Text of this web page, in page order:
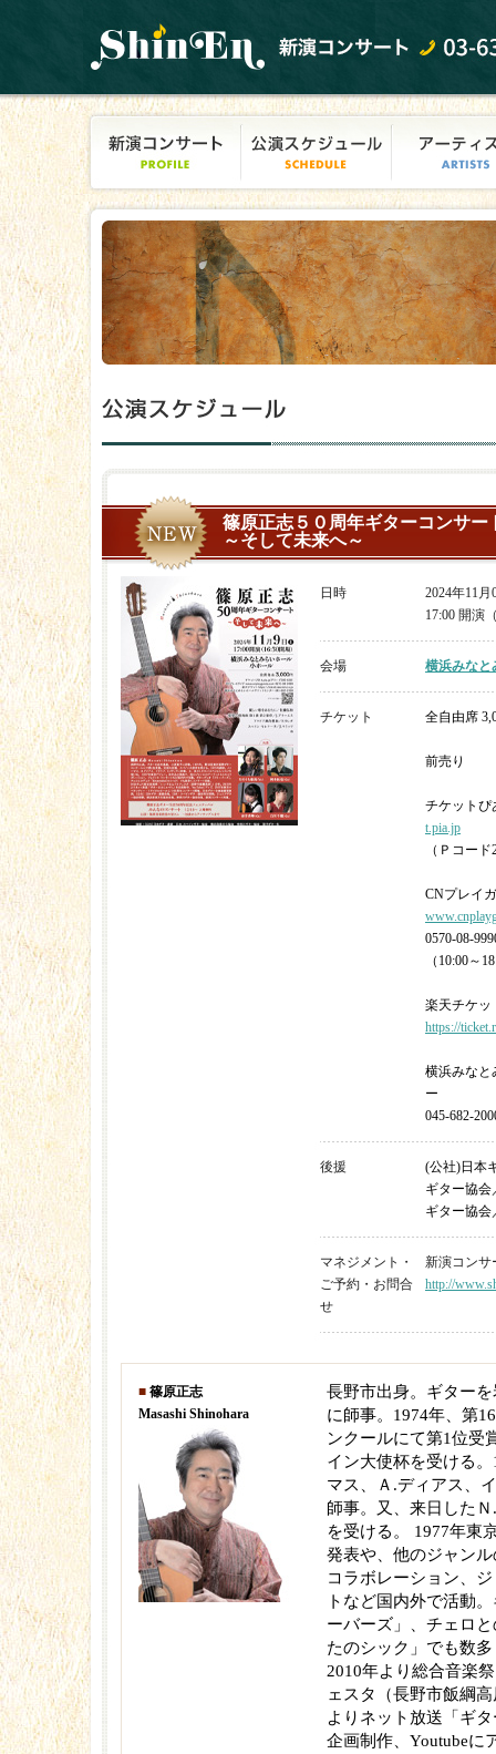
篠原正志５０周年ギターコンサー
～そして未来へ～
日時
2024年11
17:00 開演
会場 横浜みなと
チケット 全自由席
前売り
チケットぴ
t.pia.jp
（Ｐコー
CNプレイ
0570-08-
（10:00～
楽天チケッ
https://
横浜みなと
ー
045-682-
後援
(公社)日本
ギター協
ギター協会
マネジメント・
ご予約・お問合
せ
新演コンサ
http://
■ 篠原正志
Masashi Shinohara
長野市出身。ギター
に師事。1974年、第
ンクールにて第1位受
イン大使杯を受ける
マス、Ａ.ディアス、
師事。又、来日した
を受ける。 1977年東
発表や、他のジャン
コラボレーション、
トなど国内外で活動
ーバーズ」、チェロ
たのシック」でも数
2010年より総合音楽
ェスタ（長野市飯綱
よりネット放送「ギ
企画制作、Youtubeに